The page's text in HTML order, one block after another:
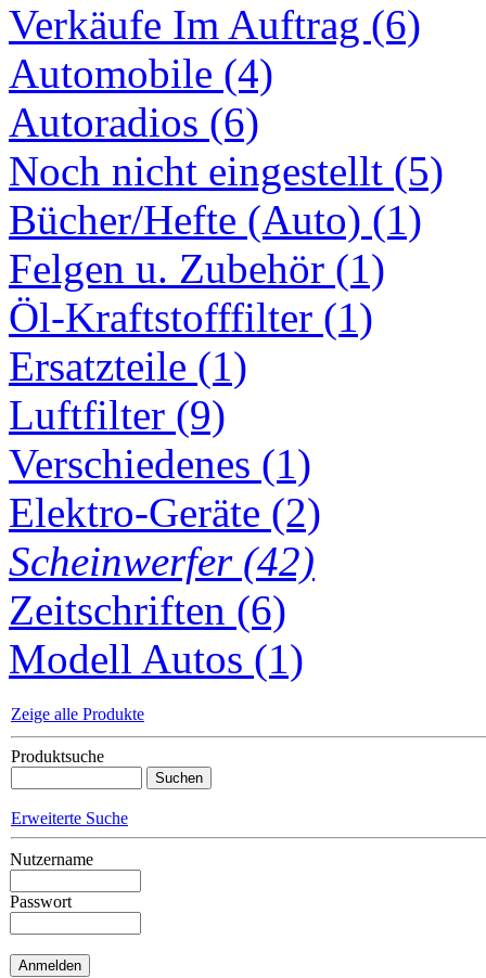
Verkäufe Im Auftrag (6)
Automobile (4)
Autoradios (6)
Noch nicht eingestellt (5)
Bücher/Hefte (Auto) (1)
Felgen u. Zubehör (1)
Öl-Kraftstofffilter (1)
Ersatzteile (1)
Luftfilter (9)
Verschiedenes (1)
Elektro-Geräte (2)
Scheinwerfer (42)
Zeitschriften (6)
Modell Autos (1)
Zeige alle Produkte
Produktsuche
Erweiterte Suche
Nutzername
Passwort